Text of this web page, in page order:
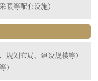
暖等配套设施）
规划布局、建设规模等）
）